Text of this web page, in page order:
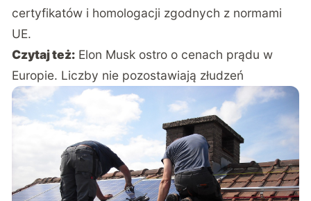
certyfikatów i homologacji zgodnych z normami
UE.
Czytaj też: Elon Musk ostro o cenach prądu w
Europie. Liczby nie pozostawiają złudzeń